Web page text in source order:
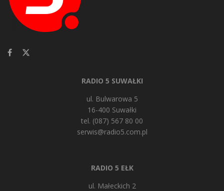
RADIO 5 SUWAŁKI
ul. Bulwarowa 5
16-400 Suwałki
tel. (087) 567 80 00
serwis@radio5.com.pl
RADIO 5 EŁK
ul. Małeckich 2